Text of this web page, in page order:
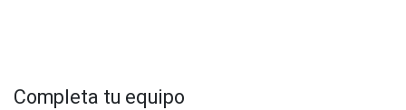
Completa tu equipo